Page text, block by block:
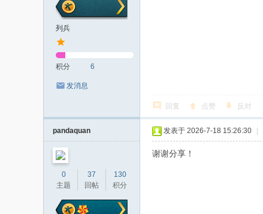
列兵
积分 6
发消息
回复 点赞 反对
pandaquan
0
主题
37
回帖
130
积分
发表于 2026-7-18 15:26:30
谢谢分享！